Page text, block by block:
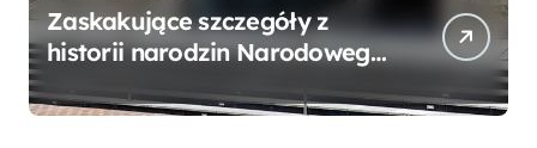
Zaskakujące szczegóły z
historii narodzin Narodowego
mogłeś nie wiedzieć